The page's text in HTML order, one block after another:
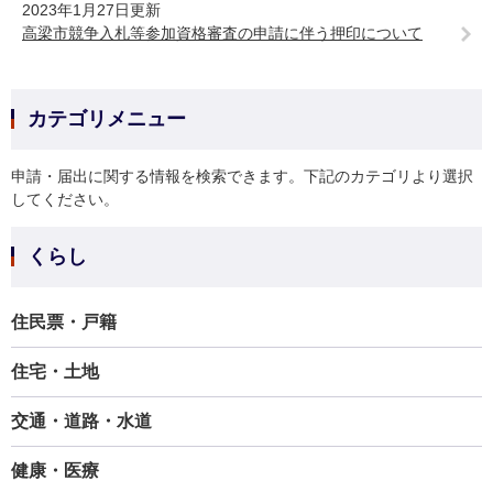
2023年1月27日更新
高梁市競争入札等参加資格審査の申請に伴う押印について
カテゴリメニュー
申請・届出に関する情報を検索できます。下記のカテゴリより選択
してください。
くらし
住民票・戸籍
住宅・土地
交通・道路・水道
健康・医療